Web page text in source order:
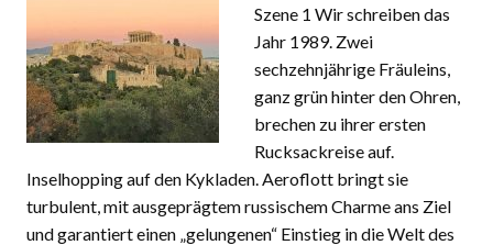
1. Akt – Athen chaotisch
Szene 1 Wir schreiben das
Jahr 1989. Zwei
sechzehnjährige Fräuleins,
ganz grün hinter den Ohren,
brechen zu ihrer ersten
Rucksackreise auf.
Inselhopping auf den Kykladen. Aeroflott bringt sie
turbulent, mit ausgeprägtem russischem Charme ans Ziel